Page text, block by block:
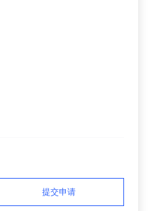
提交申请